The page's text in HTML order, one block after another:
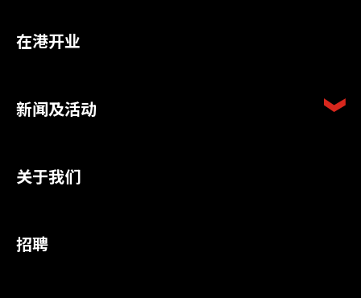
在港开业
新闻及活动
关于我们
招聘